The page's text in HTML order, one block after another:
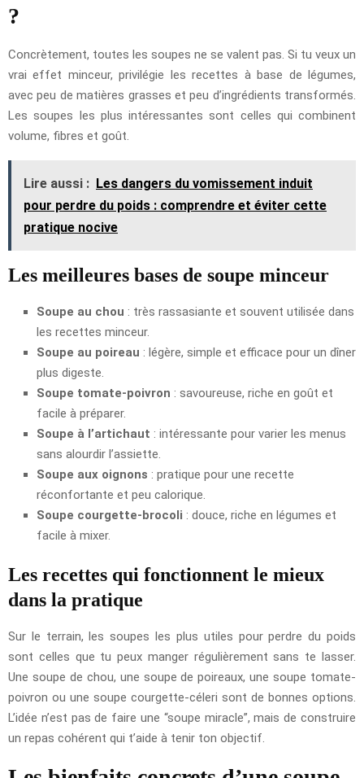
?
Concrètement, toutes les soupes ne se valent pas. Si tu veux un
vrai effet minceur, privilégie les recettes à base de légumes,
avec peu de matières grasses et peu d’ingrédients transformés.
Les soupes les plus intéressantes sont celles qui combinent
volume, fibres et goût.
Lire aussi : Les dangers du vomissement induit
pour perdre du poids : comprendre et éviter cette
pratique nocive
Les meilleures bases de soupe minceur
Soupe au chou : très rassasiante et souvent utilisée dans
les recettes minceur.
Soupe au poireau : légère, simple et efficace pour un dîner
plus digeste.
Soupe tomate-poivron : savoureuse, riche en goût et
facile à préparer.
Soupe à l’artichaut : intéressante pour varier les menus
sans alourdir l’assiette.
Soupe aux oignons : pratique pour une recette
réconfortante et peu calorique.
Soupe courgette-brocoli : douce, riche en légumes et
facile à mixer.
Les recettes qui fonctionnent le mieux
dans la pratique
Sur le terrain, les soupes les plus utiles pour perdre du poids
sont celles que tu peux manger régulièrement sans te lasser.
Une soupe de chou, une soupe de poireaux, une soupe tomate-
poivron ou une soupe courgette-céleri sont de bonnes options.
L’idée n’est pas de faire une “soupe miracle”, mais de construire
un repas cohérent qui t’aide à tenir ton objectif.